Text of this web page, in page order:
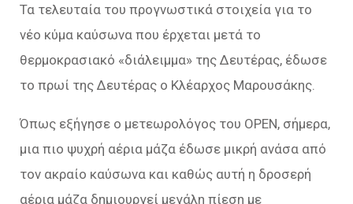
Τα τελευταία του προγνωστικά στοιχεία για το
νέο κύμα καύσωνα που έρχεται μετά το
θερμοκρασιακό «διάλειμμα» της Δευτέρας, έδωσε
το πρωί της Δευτέρας ο Κλέαρχος Μαρουσάκης.
Όπως εξήγησε ο μετεωρολόγος του OPEN, σήμερα,
μια πιο ψυχρή αέρια μάζα έδωσε μικρή ανάσα από
τον ακραίο καύσωνα και καθώς αυτή η δροσερή
αέρια μάζα δημιουργεί μεγάλη πίεση με